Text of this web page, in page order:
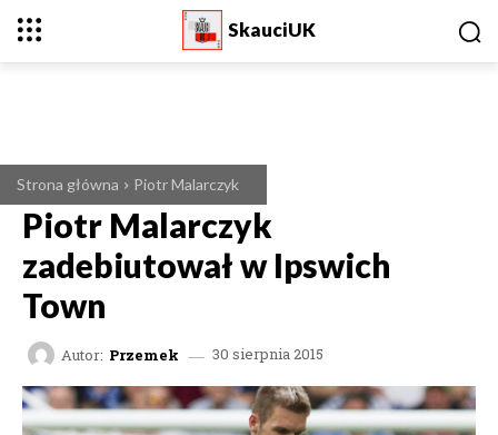
SkauciUK
Strona główna Piotr Malarczyk
Piotr Malarczyk
zadebiutował w Ipswich
Town
Autor: Przemek 30 sierpnia 2015